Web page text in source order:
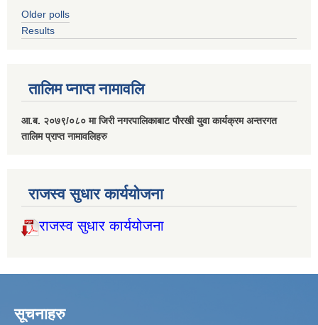
Older polls
Results
तालिम प्नाप्त नामावलि
आ.ब. २०७९/०८० मा जिरी नगरपालिकाबाट पौरखी युवा कार्यक्रम अन्तरगत
तालिम प्राप्त नामावलिहरु
राजस्व सुधार कार्ययोजना
राजस्व सुधार कार्ययोजना
सूचनाहरु